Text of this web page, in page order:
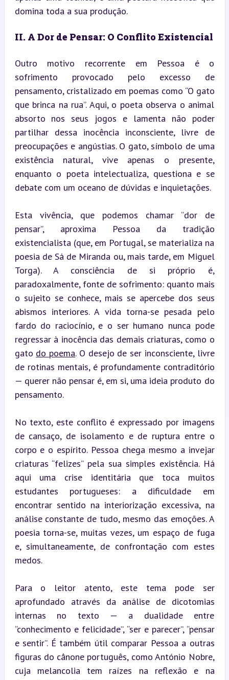
domina toda a sua produção.
II. A Dor de Pensar: O Conflito Existencial
Outro motivo recorrente em Pessoa é o
sofrimento provocado pelo excesso de
pensamento, cristalizado em poemas como “O gato
que brinca na rua”. Aqui, o poeta observa o animal
absorto nos seus jogos e lamenta não poder
partilhar dessa inocência inconsciente, livre de
preocupações e angústias. O gato, símbolo de uma
existência natural, vive apenas o presente,
enquanto o poeta intelectualiza, questiona e se
debate com um oceano de dúvidas e inquietações.
Esta vivência, que podemos chamar “dor de
pensar”, aproxima Pessoa da tradição
existencialista (que, em Portugal, se materializa na
poesia de Sá de Miranda ou, mais tarde, em Miguel
Torga). A consciência de si próprio é,
paradoxalmente, fonte de sofrimento: quanto mais
o sujeito se conhece, mais se apercebe dos seus
abismos interiores. A vida torna-se pesada pelo
fardo do raciocínio, e o ser humano nunca pode
regressar à inocência das demais criaturas, como o
gato do poema. O desejo de ser inconsciente, livre
de rotinas mentais, é profundamente contraditório
— querer não pensar é, em si, uma ideia produto do
pensamento.
No texto, este conflito é expressado por imagens
de cansaço, de isolamento e de ruptura entre o
corpo e o espírito. Pessoa chega mesmo a invejar
criaturas “felizes” pela sua simples existência. Há
aqui uma crise identitária que toca muitos
estudantes portugueses: a dificuldade em
encontrar sentido na interiorização excessiva, na
análise constante de tudo, mesmo das emoções. A
poesia torna-se, muitas vezes, um espaço de fuga
e, simultaneamente, de confrontação com estes
medos.
Para o leitor atento, este tema pode ser
aprofundado através da análise de dicotomias
internas no texto — a dualidade entre
“conhecimento e felicidade”, “ser e parecer”, “pensar
e sentir”. É também útil comparar Pessoa a outras
figuras do cânone português, como António Nobre,
cuja melancolia tem raízes na reflexão e na